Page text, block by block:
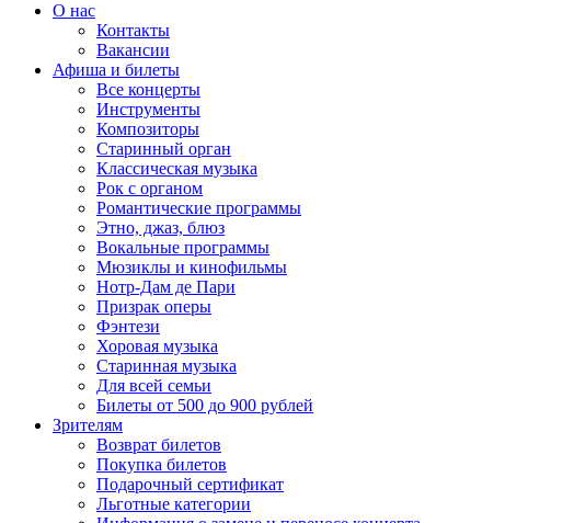
О нас
Контакты
Вакансии
Афиша и билеты
Все концерты
Инструменты
Композиторы
Старинный орган
Классическая музыка
Рок с органом
Романтические программы
Этно, джаз, блюз
Вокальные программы
Мюзиклы и кинофильмы
Нотр-Дам де Пари
Призрак оперы
Фэнтези
Хоровая музыка
Старинная музыка
Для всей семьи
Билеты от 500 до 900 рублей
Зрителям
Возврат билетов
Покупка билетов
Подарочный сертификат
Льготные категории